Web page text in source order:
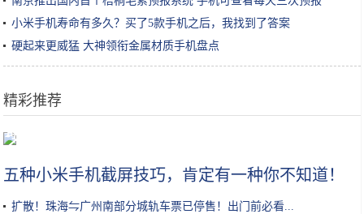
小米手机寿命有多久？买了5款手机之后，我找到了答案
硬起来更威猛 大神领衔金属材质手机盘点
精彩推荐
可以用吸管吸着吃的橙子来了！爆汁无渣，徒手可剥！果冻橙了解一下
五种小米手机截屏技巧，肯定有一种你不知道！
扩散！珠海⇋广州南部分城轨车票已停售！出门前必看...